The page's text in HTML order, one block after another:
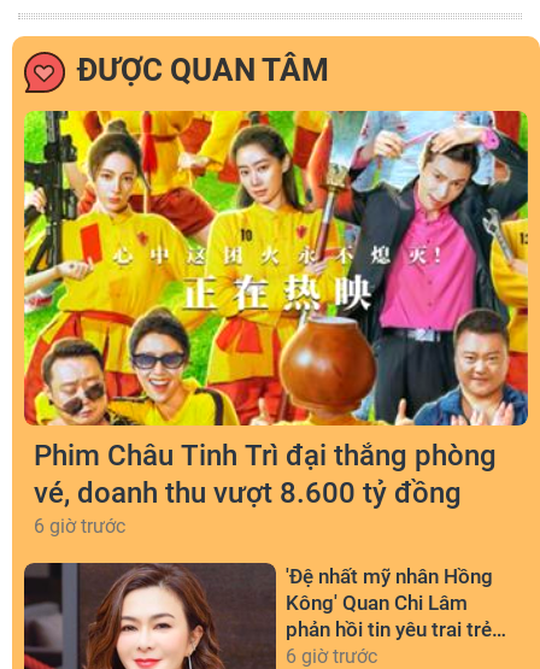
ĐƯỢC QUAN TÂM
Phim Châu Tinh Trì đại thắng phòng
vé, doanh thu vượt 8.600 tỷ đồng
6 giờ trước
'Đệ nhất mỹ nhân Hồng
Kông' Quan Chi Lâm
phản hồi tin yêu trai trẻ
kém 36 tuổi
6 giờ trước